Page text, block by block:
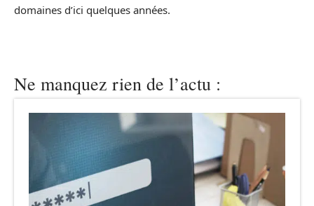
domaines d’ici quelques années.
Ne manquez rien de l’actu :